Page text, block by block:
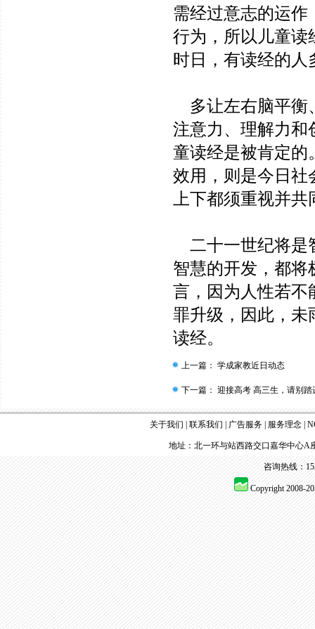
需经过意志的运作
行为，所以儿童读
时日，有读经的人
多让左右脑平衡
注意力、理解力和
童读经是被肯定的
效用，则是今日社
上下都须重视并
二十一世纪将是
智慧的开发，都将
言，因为人性若不
罪升级，因此，未
读经。
上一篇： 学成家教近日动态
下一篇： 迎接高考 高三生，请别踏
关于我们 联系我们 广告服务| 服务理念|
地址：北一环与站西路交口嘉华中心
咨询热线：
Copyright 2008-